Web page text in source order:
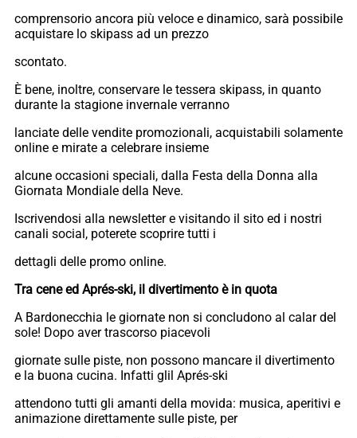
comprensorio ancora più veloce e dinamico, sarà possibile
acquistare lo skipass ad un prezzo
scontato.
È bene, inoltre, conservare le tessera skipass, in quanto
durante la stagione invernale verranno
lanciate delle vendite promozionali, acquistabili solamente
online e mirate a celebrare insieme
alcune occasioni speciali, dalla Festa della Donna alla
Giornata Mondiale della Neve.
Iscrivendosi alla newsletter e visitando il sito ed i nostri
canali social, poterete scoprire tutti i
dettagli delle promo online.
Tra cene ed Aprés-ski, il divertimento è in quota
A Bardonecchia le giornate non si concludono al calar del
sole! Dopo aver trascorso piacevoli
giornate sulle piste, non possono mancare il divertimento
e la buona cucina. Infatti glil Aprés-ski
attendono tutti gli amanti della movida: musica, aperitivi e
animazione direttamente sulle piste, per